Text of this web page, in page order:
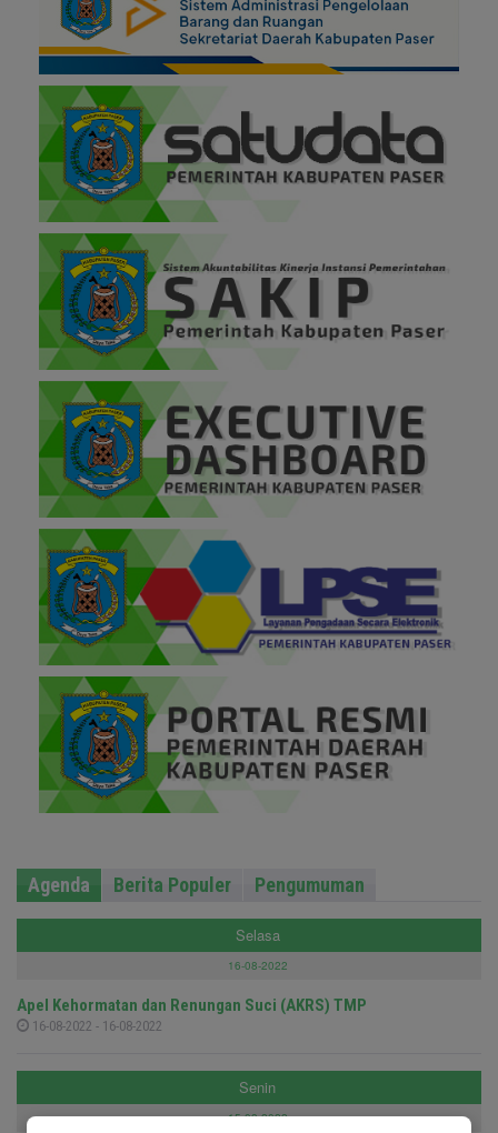
Agenda Berita Populer Pengumuman
Selasa
16-08-2022
Apel Kehormatan dan Renungan Suci (AKRS) TMP
16-08-2022 - 16-08-2022
Senin
15-08-2022